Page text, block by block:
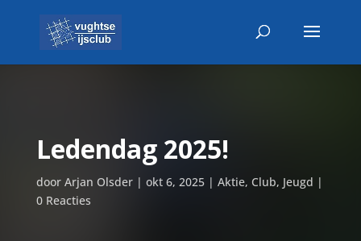
Ledendag 2025!
door Arjan Olsder| okt 6, 2025| Aktie, Club, Jeugd |
0 Reacties